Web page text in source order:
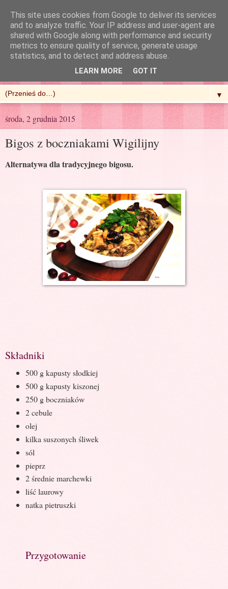
R'n'G Kitchen
▼
środa, 2 grudnia 2015
Bigos z boczniakami Wigilijny
Alternatywa dla tradycyjnego bigosu.
Składniki
500 g kapusty słodkiej
500 g kapusty kiszonej
250 g boczniaków
2 cebule
olej
kilka suszonych śliwek
sól
pieprz
2 średnie marchewki
liść laurowy
natka pietruszki
Przygotowanie
This site uses cookies from Google to deliver its services
and to analyze traffic. Your IP address and user-agent are
shared with Google along with performance and security
metrics to ensure quality of service, generate usage
statistics, and to detect and address abuse.
LEARN MORE GOT IT